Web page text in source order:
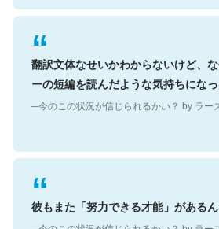
翻訳文体なせいかわからないけど、
ーの短編を読んだような気持ちになっ
─今のこの状況が信じられるかい？ by ラー
彼もまた「努力できる才能」があるん
─今のこの状況が信じられるかい？ by ラー